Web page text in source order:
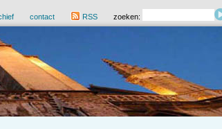
contact RSS zoeken: